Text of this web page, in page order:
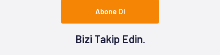
Abone Ol
Bizi Takip Edin.